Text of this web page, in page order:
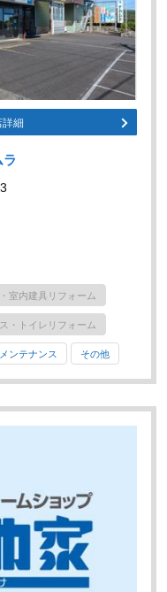
詳細
室内建具リフォーム
・トイレリフォーム
ンテナンス その他